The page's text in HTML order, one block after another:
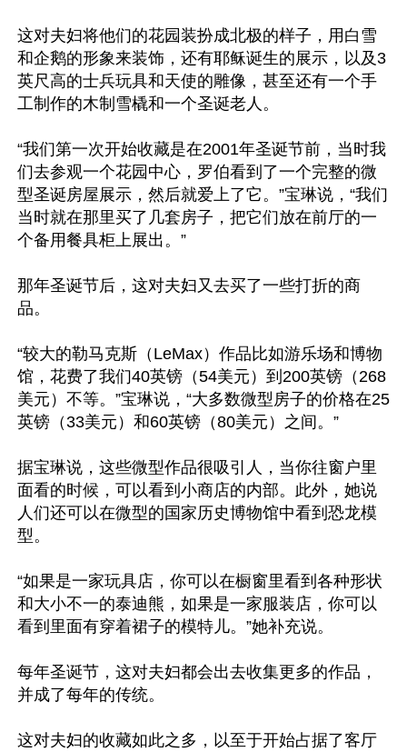
这对夫妇将他们的花园装扮成北极的样子，用白雪
和企鹅的形象来装饰，还有耶稣诞生的展示，以及3
英尺高的士兵玩具和天使的雕像，甚至还有一个手
工制作的木制雪橇和一个圣诞老人。
“我们第一次开始收藏是在2001年圣诞节前，当时我
们去参观一个花园中心，罗伯看到了一个完整的微
型圣诞房屋展示，然后就爱上了它。”宝琳说，“我们
当时就在那里买了几套房子，把它们放在前厅的一
个备用餐具柜上展出。”
那年圣诞节后，这对夫妇又去买了一些打折的商
品。
“较大的勒马克斯（LeMax）作品比如游乐场和博物
馆，花费了我们40英镑（54美元）到200英镑（268
美元）不等。”宝琳说，“大多数微型房子的价格在25
英镑（33美元）和60英镑（80美元）之间。”
据宝琳说，这些微型作品很吸引人，当你往窗户里
面看的时候，可以看到小商店的内部。此外，她说
人们还可以在微型的国家历史博物馆中看到恐龙模
型。
“如果是一家玩具店，你可以在橱窗里看到各种形状
和大小不一的泰迪熊，如果是一家服装店，你可以
看到里面有穿着裙子的模特儿。”她补充说。
每年圣诞节，这对夫妇都会出去收集更多的作品，
并成了每年的传统。
这对夫妇的收藏如此之多，以至于开始占据了客厅